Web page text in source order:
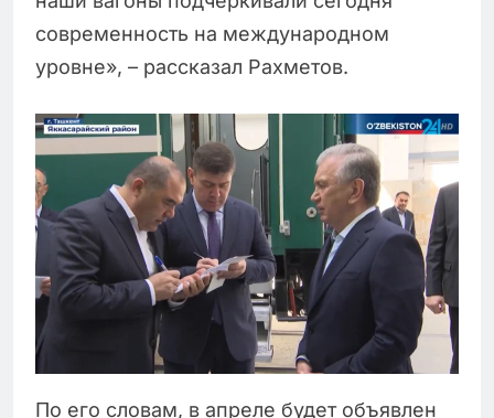
современность на международном
уровне», – рассказал Рахметов.
По его словам, в апреле будет объявлен